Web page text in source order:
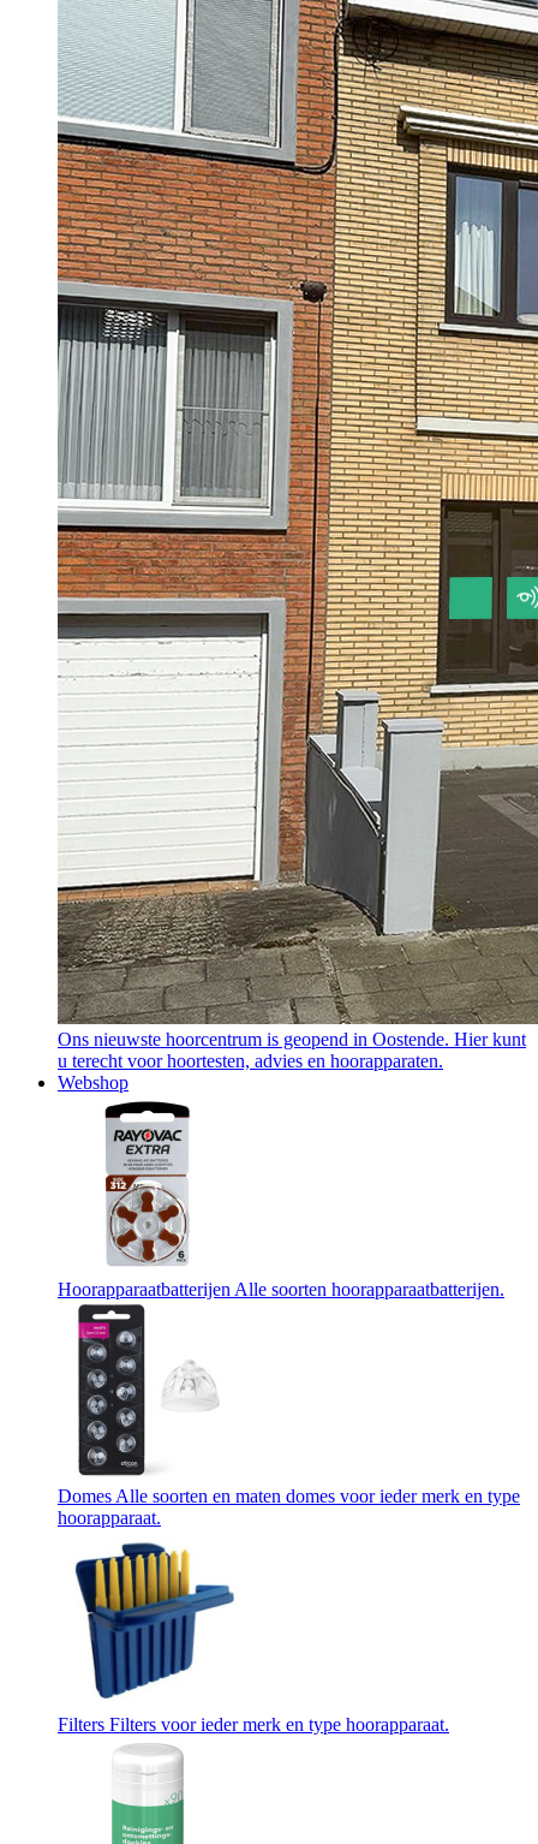
Ons nieuwste hoorcentrum is geopend in Oostende. Hier kunt
u terecht voor hoortesten, advies en hoorapparaten.
Webshop
Hoorapparaatbatterijen Alle soorten hoorapparaatbatterijen.
Domes Alle soorten en maten domes voor ieder merk en type
hoorapparaat.
Filters Filters voor ieder merk en type hoorapparaat.